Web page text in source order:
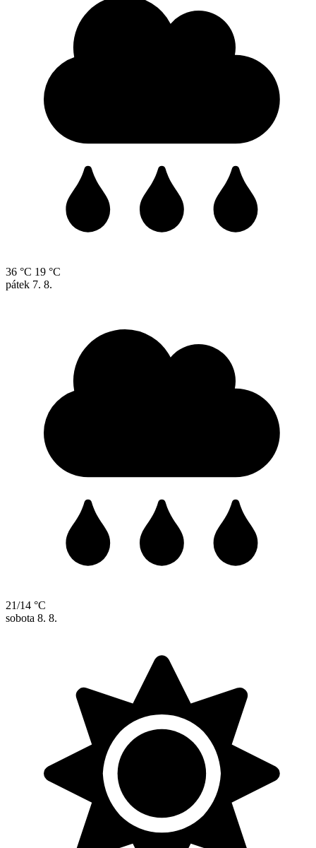
36 °C 19 °C
pátek 7. 8.
21/14 °C
sobota 8. 8.